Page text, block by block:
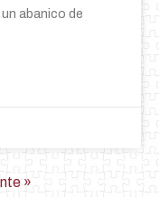
abanico de
»